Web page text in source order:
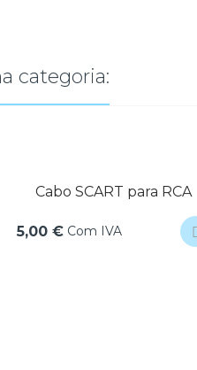
categoria:
Cabo SCART para RCA
5,00 €Com IVA